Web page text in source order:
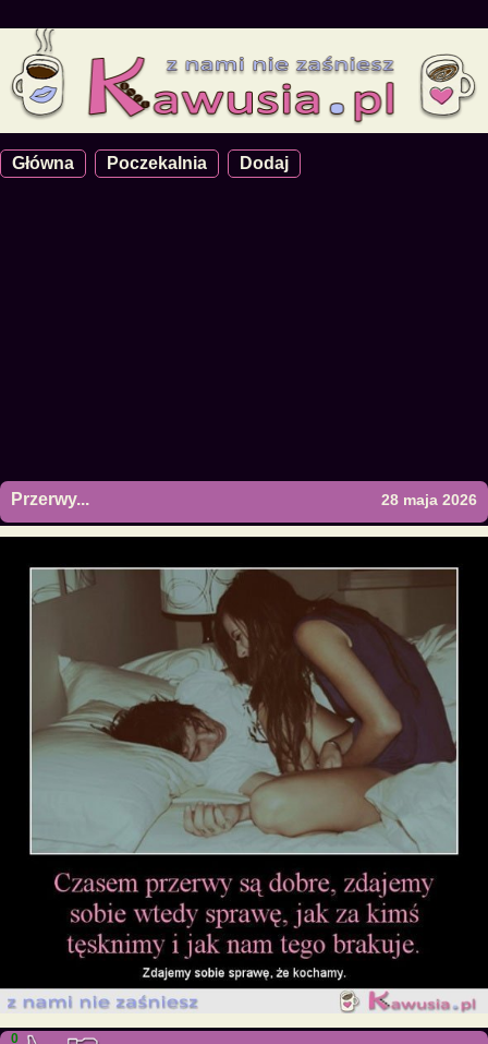
Główna Poczekalnia Dodaj
Przerwy... 28 maja 2026
0